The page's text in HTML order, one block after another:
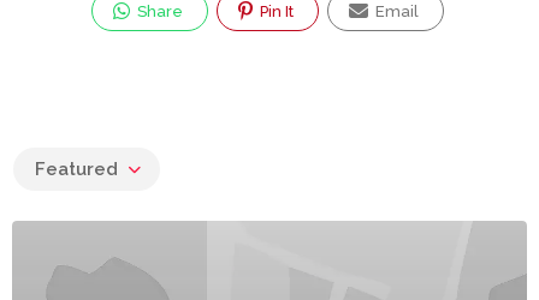
Share Pin It Email
Featured